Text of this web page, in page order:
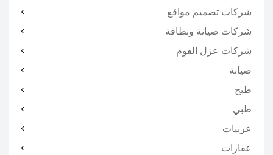
شركات تصميم مواقع
شركات صيانة ونظافة
شركات عزل الفوم
صيانة
طبخ
طبي
عربيات
عقارات